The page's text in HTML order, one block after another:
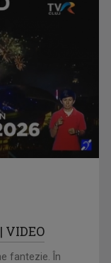
pentru trofeul
VIDEO
fantezie. În